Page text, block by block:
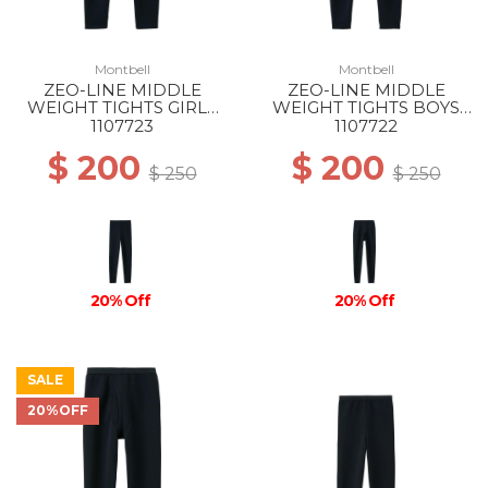
Montbell
ZEO-LINE MIDDLE
WEIGHT TIGHTS GIRLS
BK
1107723
$ 200$ 250
20% Off
Montbell
ZEO-LINE MIDDLE
WEIGHT TIGHTS BOYS
BK
1107722
$ 200$ 250
20% Off
SALE
20%OFF